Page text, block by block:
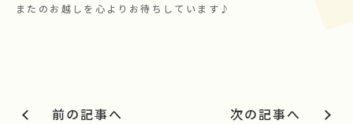
またのお越しを心よりお待ちしています♪
前の記事へ 次の記事へ